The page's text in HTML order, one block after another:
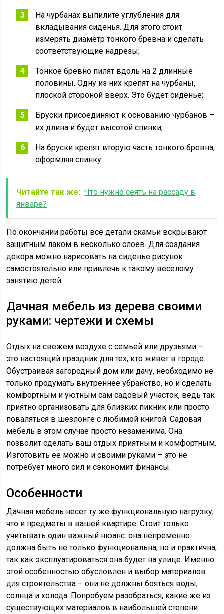
На чурбанах выпилите углубления для
вкладывания сиденья. Для этого стоит
измерять диаметр тонкого бревна и сделать
соответствующие надрезы;
Тонкое бревно пилят вдоль на 2 длинные
половины. Одну из них крепят на чурбаны,
плоской стороной вверх. Это будет сиденье;
Бруски присоединяют к основанию чурбанов –
их длина и будет высотой спинки;
На бруски крепят вторую часть тонкого бревна,
оформляя спинку.
Читайте так же: Что нужно сеять на рассаду в
январе?
По окончании работы все детали скамьи вскрывают
защитным лаком в несколько слоев. Для создания
декора можно нарисовать на сиденье рисунок
самостоятельно или привлечь к такому веселому
занятию детей.
Дачная мебель из дерева своими
руками: чертежи и схемы
Отдых на свежем воздухе с семьей или друзьями –
это настоящий праздник для тех, кто живет в городе.
Обустраивая загородный дом или дачу, необходимо не
только продумать внутреннее убранство, но и сделать
комфортным и уютным сам садовый участок, ведь так
приятно организовать для близких пикник или просто
поваляться в шезлонге с любимой книгой. Садовая
мебель в этом случае просто незаменима. Она
позволит сделать ваш отдых приятным и комфортным.
Изготовить ее можно и своими руками – это не
потребует много сил и сэкономит финансы.
Особенности
Дачная мебель несет ту же функциональную нагрузку,
что и предметы в вашей квартире. Стоит только
учитывать один важный нюанс: она непременно
должна быть не только функциональна, но и практична,
так как эксплуатироваться она будет на улице. Именно
этой особенностью обусловлен и выбор материалов
для строительства – они не должны бояться воды,
солнца и холода. Попробуем разобраться, какие же из
существующих материалов в наибольшей степени